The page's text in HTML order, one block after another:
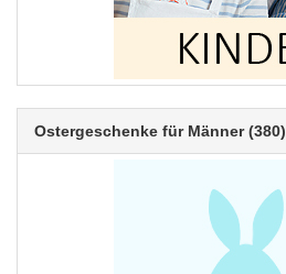
Ostergeschenke für Männer(380)